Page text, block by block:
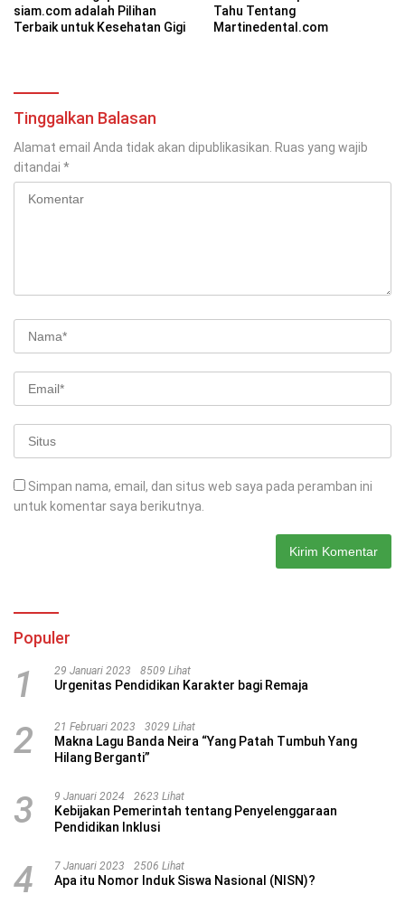
siam.com adalah Pilihan
Terbaik untuk Kesehatan Gigi
Tahu Tentang
Martinedental.com
Tinggalkan Balasan
Alamat email Anda tidak akan dipublikasikan. Ruas yang wajib
ditandai *
Simpan nama, email, dan situs web saya pada peramban ini
untuk komentar saya berikutnya.
Populer
1 29 Januari 2023 8509 Lihat
Urgenitas Pendidikan Karakter bagi Remaja
2 21 Februari 2023 3029 Lihat
Makna Lagu Banda Neira “Yang Patah Tumbuh Yang
Hilang Berganti”
3 9 Januari 2024 2623 Lihat
Kebijakan Pemerintah tentang Penyelenggaraan
Pendidikan Inklusi
4 7 Januari 2023 2506 Lihat
Apa itu Nomor Induk Siswa Nasional (NISN)?